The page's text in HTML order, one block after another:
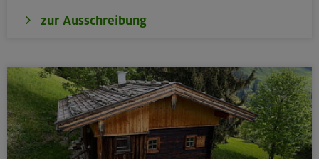
Ötztaler Alpen
21.-23.08.26
zur Ausschreibung